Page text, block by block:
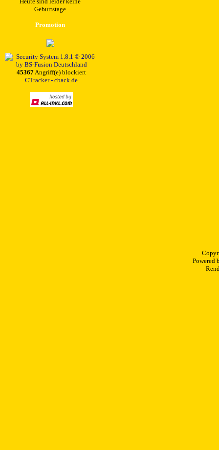
Geburtstage
Promotion
45367Angriff(e) blockiert
CTracker - cback.de
Powered